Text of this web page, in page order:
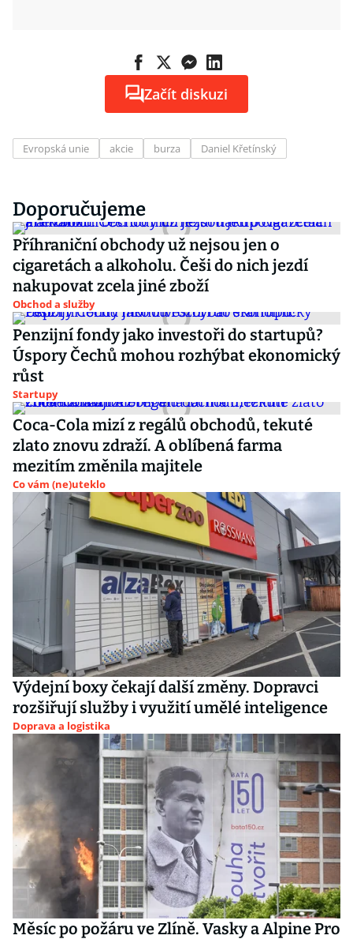
Začít diskuzi
Evropská unie akcie burza Daniel Křetínský
Doporučujeme
Příhraniční obchody už nejsou jen o
cigaretách a alkoholu. Češi do nich jezdí
nakupovat zcela jiné zboží
Obchod a služby
Penzijní fondy jako investoři do startupů?
Úspory Čechů mohou rozhýbat ekonomický
růst
Startupy
Coca-Cola mizí z regálů obchodů, tekuté
zlato znovu zdraží. A oblíbená farma
mezitím změnila majitele
Co vám (ne)uteklo
Výdejní boxy čekají další změny. Dopravci
rozšiřují služby i využití umělé inteligence
Doprava a logistika
Měsíc po požáru ve Zlíně. Vasky a Alpine Pro